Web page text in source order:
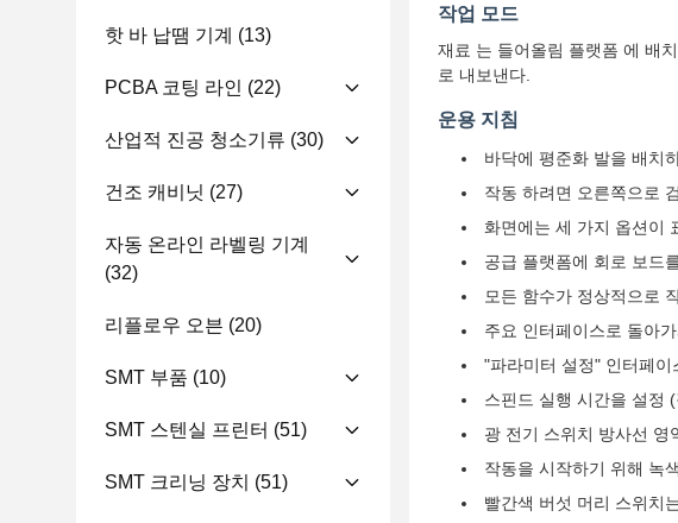
핫 바 납땜 기계 (13)
PCBA 코팅 라인 (22)
산업적 진공 청소기류 (30)
건조 캐비닛 (27)
자동 온라인 라벨링 기계
(32)
리플로우 오븐 (20)
SMT 부품 (10)
SMT 스텐실 프린터 (51)
SMT 크리닝 장치 (51)
작업 모드
재료 는 들어올림 플랫폼 에 배
로 내보낸다.
운용 지침
바닥에 평준화 발을 배치
작동 하려면 오른쪽으로
화면에는 세 가지 옵션이
공급 플랫폼에 회로 보드
모든 함수가 정상적으로
주요 인터페이스로 돌아
"파라미터 설정" 인터페
스핀드 실행 시간을 설정
광 전기 스위치 방사선 영
작동을 시작하기 위해 녹
빨간색 버섯 머리 스위치